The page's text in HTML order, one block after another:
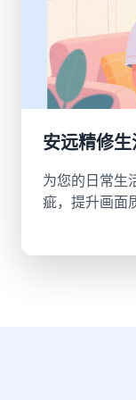
安远精修
为您的日常生
疵，提升画面